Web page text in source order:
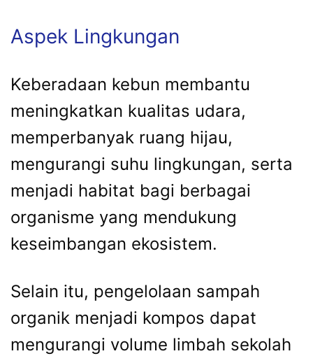
Aspek Lingkungan
Keberadaan kebun membantu
meningkatkan kualitas udara,
memperbanyak ruang hijau,
mengurangi suhu lingkungan, serta
menjadi habitat bagi berbagai
organisme yang mendukung
keseimbangan ekosistem.
Selain itu, pengelolaan sampah
organik menjadi kompos dapat
mengurangi volume limbah sekolah